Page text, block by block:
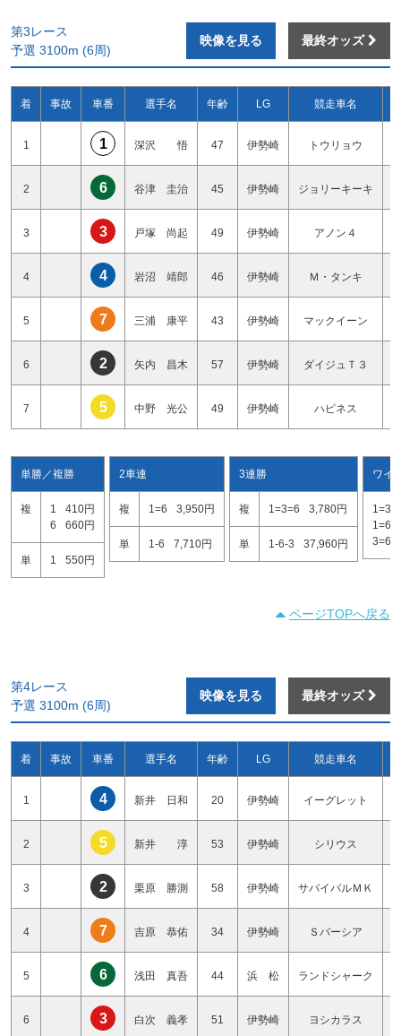
第3レース
予選 3100m (6周)
映像を見る 最終オッズ
着 事故 車番 選手名 年齢 LG 競走車名
1 1 深沢 悟 47 伊勢崎 トウリョウ
2 6 谷津 圭治 45 伊勢崎 ジョリーキーキ
3 3 戸塚 尚起 49 伊勢崎 アノン４
4 4 岩沼 靖郎 46 伊勢崎 Ｍ・タンキ
5 7 三浦 康平 43 伊勢崎 マックイーン
6 2 矢内 昌木 57 伊勢崎 ダイジュＴ３
7 5 中野 光公 49 伊勢崎 ハピネス
単勝／複勝
複 1
410円
6
660円
単 1 550円
2車連
複 1=6 3,950円
単 1-6 7,710円
3連勝
複 1=3=6 3,780円
単 1-6-3 37,960円
ワイ
1=3
1=6
3=6
ページTOPへ戻る
第4レース
予選 3100m (6周)
映像を見る 最終オッズ
着 事故 車番 選手名 年齢 LG 競走車名
1 4 新井 日和 20 伊勢崎 イーグレット
2 5 新井 淳 53 伊勢崎 シリウス
3 2 栗原 勝測 58 伊勢崎 サバイバルＭＫ
4 7 吉原 恭佑 34 伊勢崎 Ｓバーシア
5 6 浅田 真吾 44 浜 松 ランドシャーク
6 3 白次 義孝 51 伊勢崎 ヨシカラス